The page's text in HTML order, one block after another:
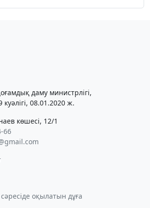
даму министрлігі,
08.01.2020 ж.
көшесі, 12/1
66
оқылатын дұға